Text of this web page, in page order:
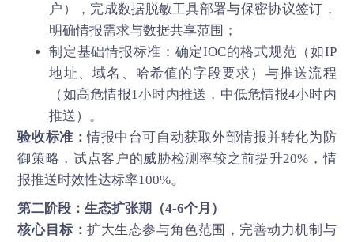
户），完成数据脱敏工具部署与保密协议签订，
明确情报需求与数据共享范围；
制定基础情报标准：确定IOC的格式规范（如IP
地址、域名、哈希值的字段要求）与推送流程
（如高危情报1小时内推送，中低危情报4小时内
推送）。
验收标准：情报中台可自动获取外部情报并转化为防
御策略，试点客户的威胁检测率较之前提升20%，情
报推送时效性达标率100%。
第二阶段：生态扩张期（4-6个月）
核心目标：扩大生态参与角色范围，完善动力机制与